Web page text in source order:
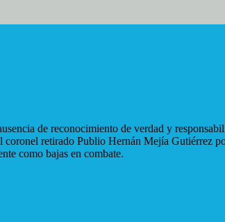
de reconocimiento de verdad y
retirado Publio Hernán Mejía Gutiérrez
como bajas en combate.